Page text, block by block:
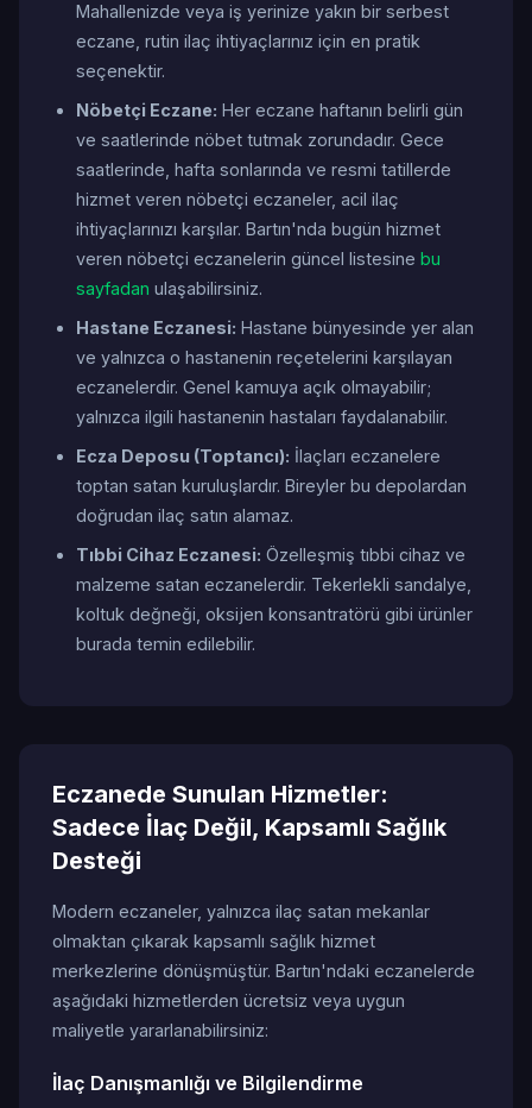
Mahallenizde veya iş yerinize yakın bir serbest
eczane, rutin ilaç ihtiyaçlarınız için en pratik
seçenektir.
Nöbetçi Eczane: Her eczane haftanın belirli gün
ve saatlerinde nöbet tutmak zorundadır. Gece
saatlerinde, hafta sonlarında ve resmi tatillerde
hizmet veren nöbetçi eczaneler, acil ilaç
ihtiyaçlarınızı karşılar. Bartın'nda bugün hizmet
veren nöbetçi eczanelerin güncel listesine bu
sayfadan ulaşabilirsiniz.
Hastane Eczanesi: Hastane bünyesinde yer alan
ve yalnızca o hastanenin reçetelerini karşılayan
eczanelerdir. Genel kamuya açık olmayabilir;
yalnızca ilgili hastanenin hastaları faydalanabilir.
Ecza Deposu (Toptancı): İlaçları eczanelere
toptan satan kuruluşlardır. Bireyler bu depolardan
doğrudan ilaç satın alamaz.
Tıbbi Cihaz Eczanesi: Özelleşmiş tıbbi cihaz ve
malzeme satan eczanelerdir. Tekerlekli sandalye,
koltuk değneği, oksijen konsantratörü gibi ürünler
burada temin edilebilir.
Eczanede Sunulan Hizmetler:
Sadece İlaç Değil, Kapsamlı Sağlık
Desteği
Modern eczaneler, yalnızca ilaç satan mekanlar
olmaktan çıkarak kapsamlı sağlık hizmet
merkezlerine dönüşmüştür. Bartın'ndaki eczanelerde
aşağıdaki hizmetlerden ücretsiz veya uygun
maliyetle yararlanabilirsiniz:
İlaç Danışmanlığı ve Bilgilendirme